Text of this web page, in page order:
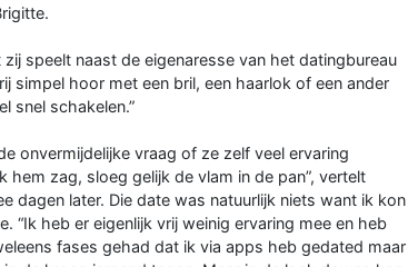
speelt naast de eigenaresse van het datingbureau
simpel hoor met een bril, een haarlok of een ander
snel schakelen.”
onvermijdelijke vraag of ze zelf veel ervaring
hem zag, sloeg gelijk de vlam in de pan”, vertelt
dagen later. Die date was natuurlijk niets want ik kon
“Ik heb er eigenlijk vrij weinig ervaring mee en heb
fases gehad dat ik via apps heb gedated maar